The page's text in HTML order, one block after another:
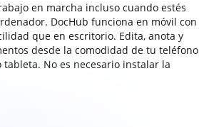
en marcha incluso cuando estés
DocHub funciona en móvil con
que en escritorio. Edita, anota y
desde la comodidad de tu teléfono
tableta. No es necesario instalar la